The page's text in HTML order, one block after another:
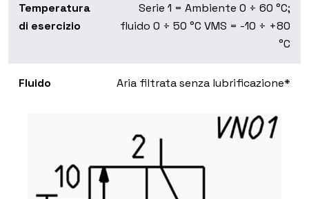
Temperatura
di esercizio
Serie 1 = Ambiente 0 ÷ 60 °C;
fluido 0 ÷ 50 °C VMS = -10 ÷ +80
°C
Fluido Aria filtrata senza lubrificazione*